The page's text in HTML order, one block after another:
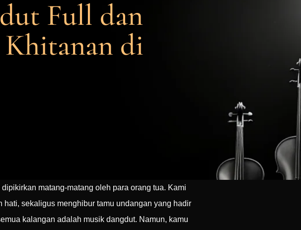
Full dan
di
matang-matang oleh para orang tua. Kami
sekaligus menghibur tamu undangan yang hadir
kalangan adalah musik dangdut. Namun, kamu